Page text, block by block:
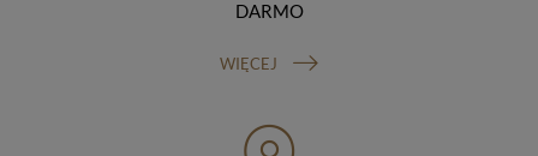
przetwarzamy je bezpodstawnie), prawo do wniesienia
przenoszenia danych, prawo do wniesienia skargi do
organu nadzorczego (Prezesa Urzędu Ochrony Danych
prawo do cofnięcia zgody na przetwarzanie danych
osobowych (masz prawo cofnięcia zgody na
DARMO
WIĘCEJ